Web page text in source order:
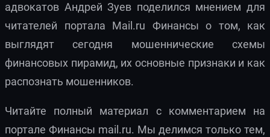
адвокатов Андрей Зуев поделился мнением для
читателей портала Mail.ru Финансы о том, как
выглядят сегодня мошеннические схемы
финансовых пирамид, их основные признаки и как
распознать мошенников.
Читайте полный материал с комментарием на
портале Финансы mail.ru. Мы делимся только тем,